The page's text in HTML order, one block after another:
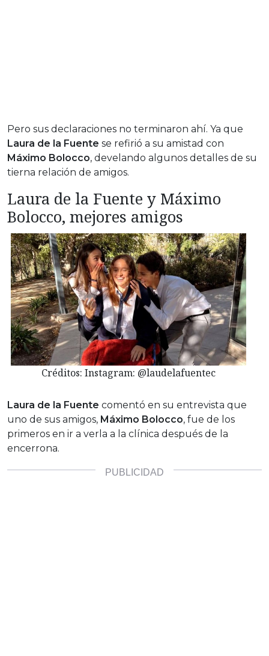
Pero sus declaraciones no terminaron ahí. Ya que
Laura de la Fuente se refirió a su amistad con
Máximo Bolocco, develando algunos detalles de su
tierna relación de amigos.
Laura de la Fuente y Máximo
Bolocco, mejores amigos
Créditos: Instagram: @laudelafuentec
Laura de la Fuente comentó en su entrevista que
uno de sus amigos, Máximo Bolocco, fue de los
primeros en ir a verla a la clínica después de la
encerrona.